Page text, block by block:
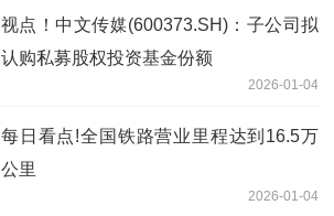
视点！中文传媒(600373.SH)：子公司拟
认购私募股权投资基金份额
2026-01-04
每日看点!全国铁路营业里程达到16.5万
公里
2026-01-04